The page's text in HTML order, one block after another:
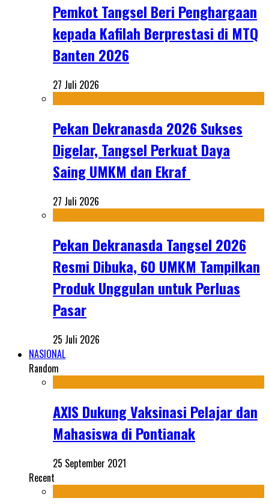
Pemkot Tangsel Beri Penghargaan
kepada Kafilah Berprestasi di MTQ
Banten 2026
27 Juli 2026
Pekan Dekranasda 2026 Sukses
Digelar, Tangsel Perkuat Daya
Saing UMKM dan Ekraf
27 Juli 2026
Pekan Dekranasda Tangsel 2026
Resmi Dibuka, 60 UMKM Tampilkan
Produk Unggulan untuk Perluas
Pasar
25 Juli 2026
NASIONAL
Random
AXIS Dukung Vaksinasi Pelajar dan
Mahasiswa di Pontianak
25 September 2021
Recent